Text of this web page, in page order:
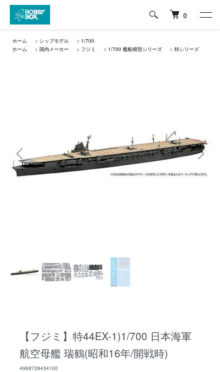
0
ホーム > シップモデル > 1/700
ホーム
> 国内メーカー > フジミ > 1/700 艦船模型シリーズ > 特シリーズ
【フジミ】特44EX-1)1/700 日本海軍
航空母艦 瑞鶴(昭和16年/開戦時)
4968728434100